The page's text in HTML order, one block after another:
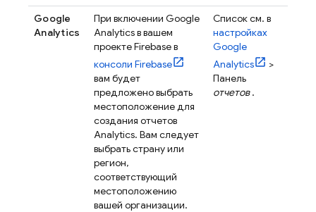
Google
Analytics
При включении Google
Analyticsв вашем
проекте Firebase в
консоли Firebase
вам будет
предложено выбрать
местоположение для
создания отчетов
Analytics. Вам следует
выбрать страну или
регион,
соответствующий
местоположению
вашей организации.
Список см. в
настройках
Google
Analytics
>
Панель
отчетов.